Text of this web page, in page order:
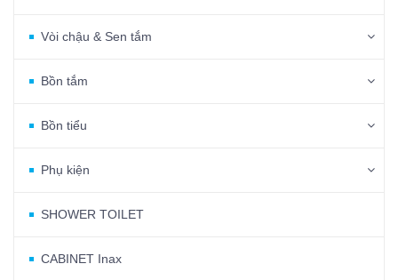
Vòi chậu & Sen tắm
Bồn tắm
Bồn tiểu
Phụ kiện
SHOWER TOILET
CABINET Inax